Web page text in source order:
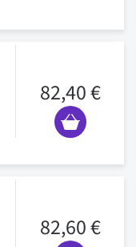
82,40 €
82,60 €